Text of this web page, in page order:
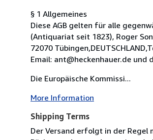
§ 1 Allgemeines
Diese AGB gelten für alle
(Antiquariat seit 1823), Roger
72070
Email: ant@heckenhauer.de und
Die Europäische Kommissi...
More Information
Shipping Terms
Der Versand erfolgt in der Regel